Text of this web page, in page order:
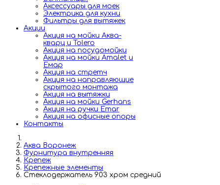
Аксессуары для моек
Электрика для кухни
Фильтры для вытяжек
Акции
Акция на мойки Аква-
кварц и Tolero
Акция на посудомойки
Акция на мойки Amalet и
Емар
Акция на стретч
Акция на направляющие
скрытого монтажа
Акция на вытяжки
Акция на мойки Gerhans
Акция на ручки Emar
Акция на офисные опоры
Контакты
Аква Воронеж
Фурнитура внутренняя
Крепеж
Крепежные элементы
Стеклодержатель 903 хром средний